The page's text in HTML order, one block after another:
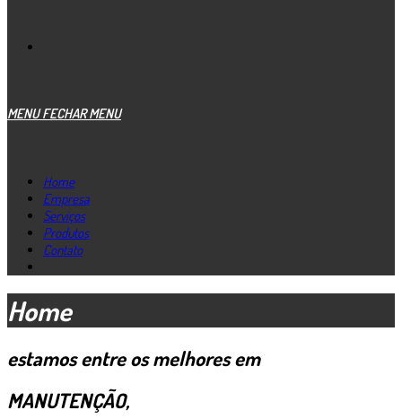
MENU FECHAR MENU
Home
Empresa
Serviços
Produtos
Contato
Home
estamos entre os melhores em
MANUTENÇÃO,